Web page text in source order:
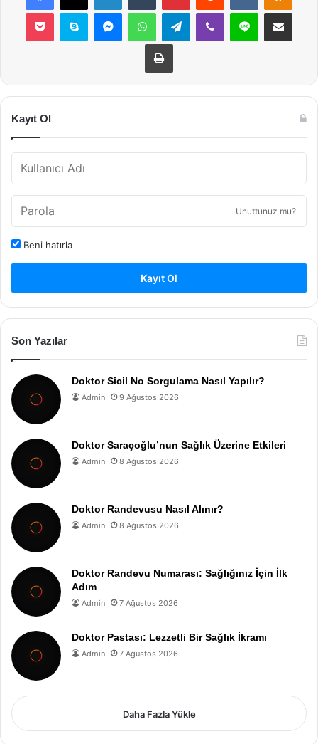
Pocket Skype MessengerWhatsAppTelegramViber Line E-Posta ile
Yazdır
Kayıt Ol
Unuttunuz mu?
Beni hatırla
Kayıt Ol
Son Yazılar
Doktor Sicil No Sorgulama Nasıl Yapılır?
Admin 9 Ağustos 2026
Doktor Saraçoğlu’nun Sağlık Üzerine Etkileri
Admin 8 Ağustos 2026
Doktor Randevusu Nasıl Alınır?
Admin 8 Ağustos 2026
Doktor Randevu Numarası: Sağlığınız İçin İlk
Adım
Admin 7 Ağustos 2026
Doktor Pastası: Lezzetli Bir Sağlık İkramı
Admin 7 Ağustos 2026
Daha Fazla Yükle